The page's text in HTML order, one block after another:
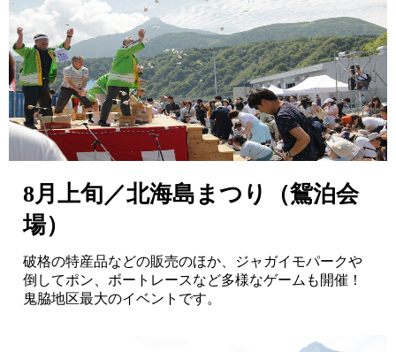
8月上旬／北海島まつり（鴛泊会
場）
破格の特産品などの販売のほか、ジャガイモパークや
倒してポン、ボートレースなど多様なゲームも開催！
鬼脇地区最大のイベントです。